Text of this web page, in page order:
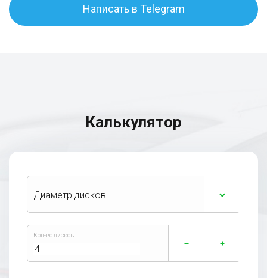
Написать в Telegram
Калькулятор
Диаметр дисков
Кол-во дисков